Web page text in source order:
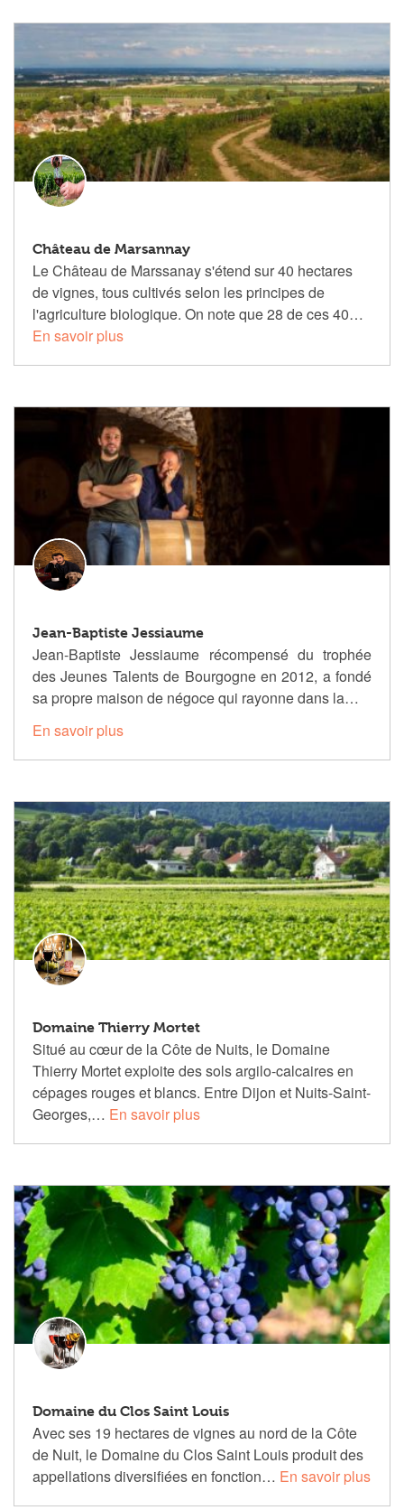
Château de Marsannay
Le Château de Marssanay s'étend sur 40 hectares
de vignes, tous cultivés selon les principes de
l'agriculture biologique. On note que 28 de ces 40…
En savoir plus
Jean-Baptiste Jessiaume
Jean-Baptiste Jessiaume récompensé du trophée
des Jeunes Talents de Bourgogne en 2012, a fondé
sa propre maison de négoce qui rayonne dans la…
En savoir plus
Domaine Thierry Mortet
Situé au cœur de la Côte de Nuits, le Domaine
Thierry Mortet exploite des sols argilo-calcaires en
cépages rouges et blancs. Entre Dijon et Nuits-Saint-
Georges,… En savoir plus
Domaine du Clos Saint Louis
Avec ses 19 hectares de vignes au nord de la Côte
de Nuit, le Domaine du Clos Saint Louis produit des
appellations diversifiées en fonction… En savoir plus